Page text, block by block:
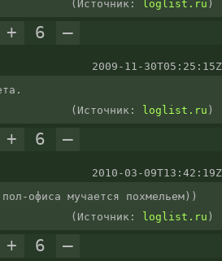
(Источник: loglist.ru )
+ 6 –
2009-11-30T05:25:15Z
(Источник: loglist.ru )
+ 6 –
2010-03-09T13:42:19Z
офиса мучается похмельем))
(Источник:
loglist.ru )
+ 6 –